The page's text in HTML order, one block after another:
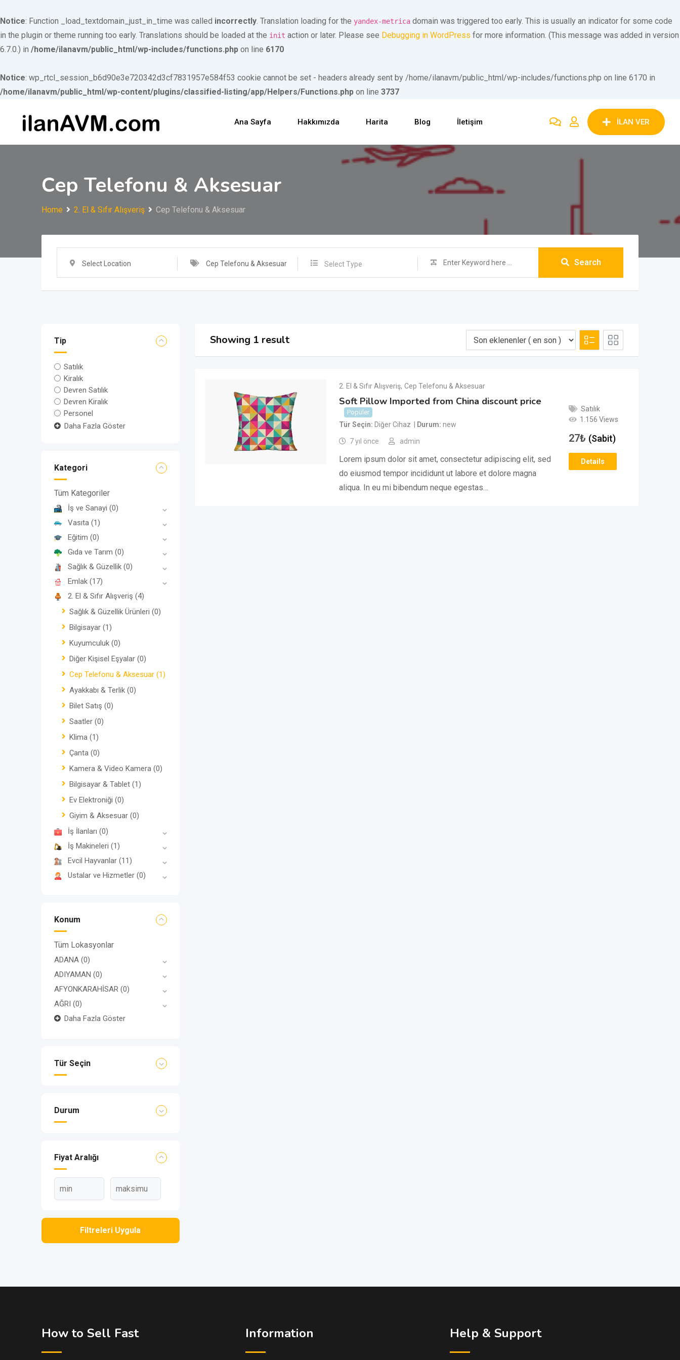
Notice: Function _load_textdomain_just_in_time was called incorrectly. Translation loading for the yandex-metrica domain was triggered too early. This is usually an indicator for some code
in the plugin or theme running too early. Translations should be loaded at the init action or later. Please see Debugging in WordPress for more information. (This message was added in version
6.7.0.) in /home/ilanavm/public_html/wp-includes/functions.php on line 6170
Notice: wp_rtcl_session_b6d90e3e720342d3cf7831957e584f53 cookie cannot be set - headers already sent by /home/ilanavm/public_html/wp-includes/functions.php on line 6170 in
/home/ilanavm/public_html/wp-content/plugins/classified-listing/app/Helpers/Functions.php on line 3737
Skip to
content
Ana Sayfa Hakkımızda Harita Blog İletişim İLAN VER
Cep Telefonu & Aksesuar
Home 2. El & Sıfır Alışveriş Cep Telefonu & Aksesuar
Select Location Cep Telefonu & Aksesuar Select Type Search
Tip
Satılık
Kiralık
Devren Satılık
Devren Kiralık
Personel
Daha Fazla Göster
Kategori
Tüm Kategoriler
İş ve Sanayi (0)
Vasıta (1)
Eğitim (0)
Gıda ve Tarım (0)
Sağlık & Güzellik (0)
Emlak (17)
2. El & Sıfır Alışveriş (4)
Sağlık & Güzellik Ürünleri (0)
Bilgisayar (1)
Kuyumculuk (0)
Diğer Kişisel Eşyalar (0)
Cep Telefonu & Aksesuar (1)
Ayakkabı & Terlik (0)
Bilet Satış (0)
Saatler (0)
Klima (1)
Çanta (0)
Kamera & Video Kamera (0)
Bilgisayar & Tablet (1)
Ev Elektroniği (0)
Giyim & Aksesuar (0)
İş İlanları (0)
İş Makineleri (1)
Evcil Hayvanlar (11)
Ustalar ve Hizmetler (0)
Konum
Tüm Lokasyonlar
ADANA (0)
ADIYAMAN (0)
AFYONKARAHİSAR (0)
AĞRI (0)
Daha Fazla Göster
Tür Seçin
Durum
Fiyat Aralığı
Filtreleri Uygula
Showing 1 result
2. El & Sıfır Alışveriş, Cep Telefonu & Aksesuar
Soft Pillow Imported from China discount price
Popüler
Tür Seçin Diğer Cihaz Durum new
7 yıl önce admin
Lorem ipsum dolor sit amet, consectetur adipiscing elit, sed
do eiusmod tempor incididunt ut labore et dolore magna
aliqua. In eu mi bibendum neque egestas…
Satılık
1.156 Views
27₺ (Sabit)
Details
How to Sell Fast Information Help & Support